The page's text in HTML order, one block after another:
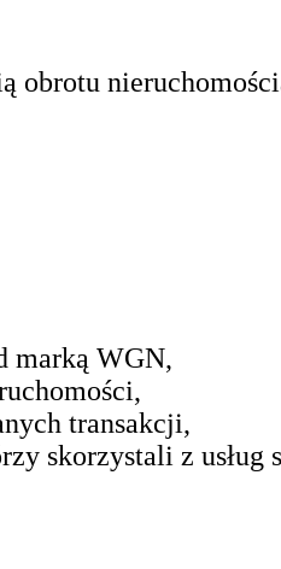
obrotu
marką WGN,
transakcji,
skorzystali z usług